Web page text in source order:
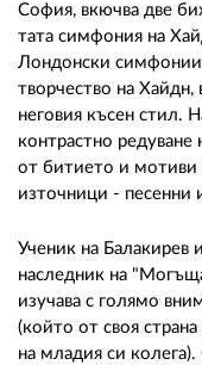
София, вкючва две
тата симфония на
Лондонски
творчество на
неговия късен стил.
контрастно редуване
от битието и мотиви
източници - песенни
Ученик на Балакирев
наследник на
изучава с голямо
(който от своя
на младия си